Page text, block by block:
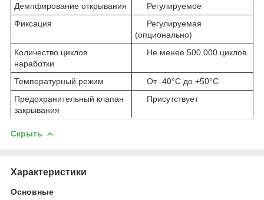
Демпфирование открывания
Регулируемое
Фиксация
Регулируемая
(опционально)
Количество циклов
наработки
Не менее 500 000 циклов
Температурный режим
От -40°С до +50°С
Предохранительный клапан
закрывания
Присутствует
Скрыть
Характеристики
Основные